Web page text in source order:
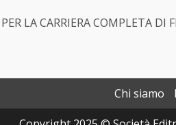
LA CARRIERA COMPLETA DI
Chi siamo